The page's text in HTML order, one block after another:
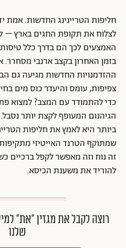
חליפות הטריינינג החדשות. אמת
לצלוח את תקופת החגים בארץ –
האמצעים לכך הם בדרך כלל
בזמן האחרון בקצב ארנבי מסחרר.
ההזדמנויות החדשות מגיעה גם
צפיפות, עומס והיעדר כוס מים
כדי להתמודד עם המצב? למצוא
הגיהנום המעופף לקצת יותר
ביותר היא לאמץ את חליפות
שמתוקף הטרנד האייטיזי
זה נוח וזה מאפשר לקפל ברכיים
להוריד את משענת הכיסא.
רוצה לקבל את מגזין ״את״
שלנו